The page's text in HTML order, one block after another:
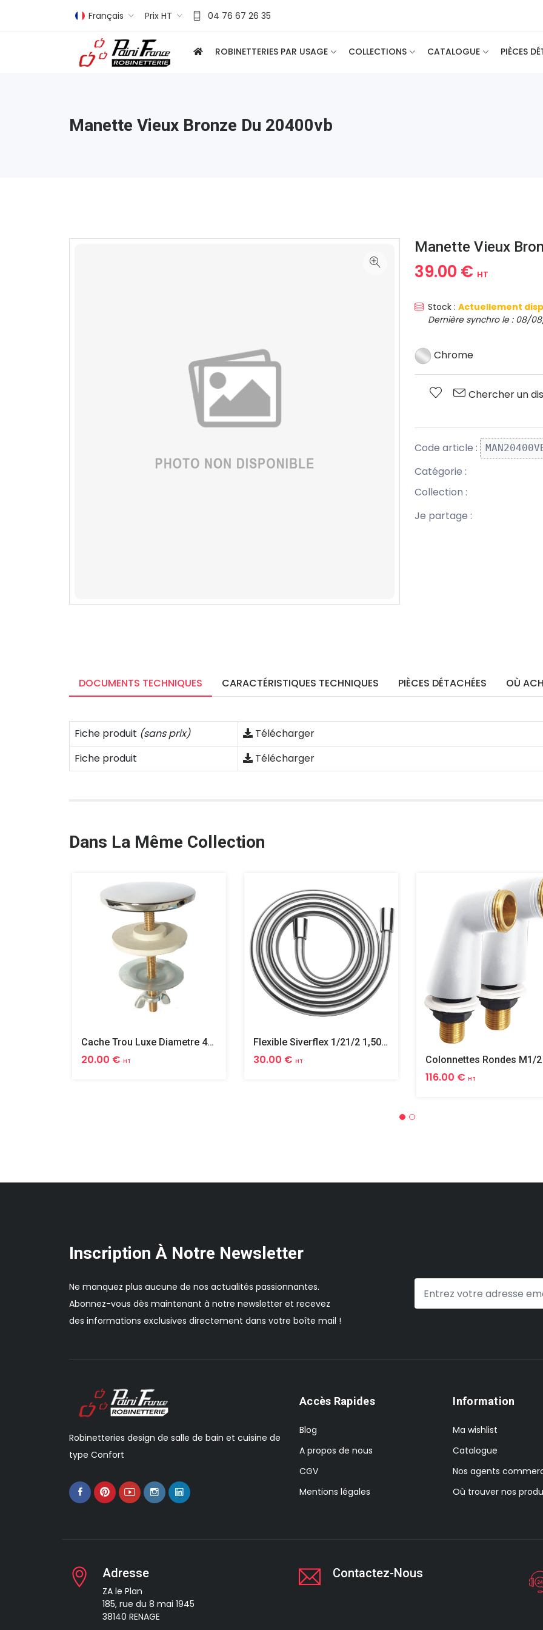
Français Prix HT 04 76 67 26 35
ROBINETTERIES PAR USAGE COLLECTIONS CATALOGUE PIÈCES
Manette Vieux Bronze Du 20400vb
Manette Vieux
39.00 € HT
Stock : Actuellement
Dernière synchro le : 08/
Chrome
Chercher un
Code article :
Catégorie :
Collection :
Je partage :
DOCUMENTS TECHNIQUES CARACTÉRISTIQUES TECHNIQUES PIÈCES DÉTACHÉES OÙ
Fiche produit (sans prix)
Télécharger
Fiche produit
Télécharger
Dans La Même Collection
Cache Trou Luxe Diametre 40 Laiton
20.00 € HT
Flexible Siverflex 1/21/2 1,50m Tournant
30.00 € HT
116.00 € HT
Inscription À Notre Newsletter
Ne manquez plus aucune de nos actualités passionnantes.
Abonnez-vous dès maintenant à notre newsletter et recevez
des informations exclusives directement dans votre boîte mail !
Robinetteries design de salle de bain et cuisine de
type Confort
Accès Rapides
Blog
A propos de nous
CGV
Mentions légales
Information
Ma wishlist
Catalogue
Nos agents
Où trouver nos
Adresse
ZA le Plan
185, rue du 8 mai 1945
38140 RENAGE
Contactez-Nous